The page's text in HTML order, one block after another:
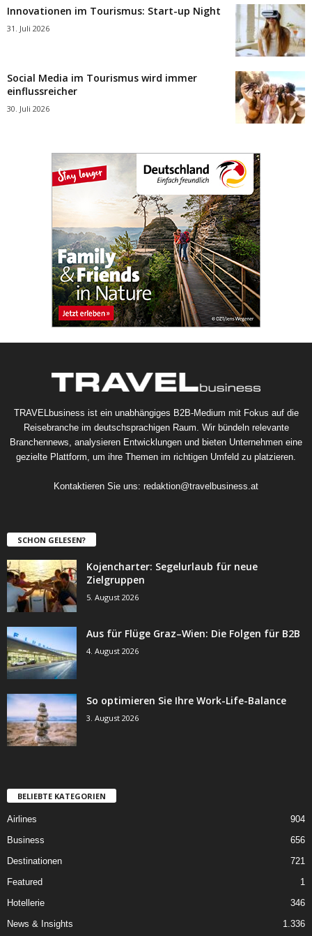
Innovationen im Tourismus: Start-up Night
31. Juli 2026
Social Media im Tourismus wird immer
einflussreicher
30. Juli 2026
TRAVELbusiness ist ein unabhängiges B2B-Medium mit Fokus auf die
Reisebranche im deutschsprachigen Raum. Wir bündeln relevante
Branchennews, analysieren Entwicklungen und bieten Unternehmen eine
gezielte Plattform, um ihre Themen im richtigen Umfeld zu platzieren.
Kontaktieren Sie uns: redaktion@travelbusiness.at
SCHON GELESEN?
Kojencharter: Segelurlaub für neue
Zielgruppen
5. August 2026
Aus für Flüge Graz–Wien: Die Folgen für B2B
4. August 2026
So optimieren Sie Ihre Work-Life-Balance
3. August 2026
BELIEBTE KATEGORIEN
Airlines
904
Business
656
Destinationen
721
Featured
1
Hotellerie
346
News & Insights
1.336